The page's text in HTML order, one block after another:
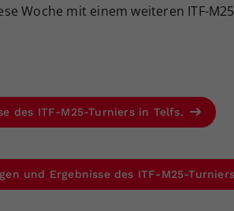
Woche mit einem weiteren ITF-
des ITF-M25-Turniers in Telfs.
und Ergebnisse des ITF-M25-